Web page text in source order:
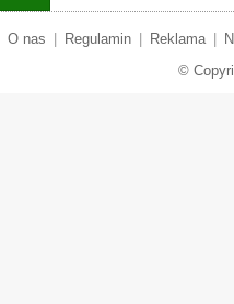
O nas Regulamin Reklama
©